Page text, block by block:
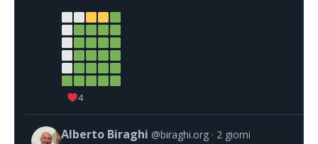
4
Alberto Biraghi @biraghi.org 2 giorni